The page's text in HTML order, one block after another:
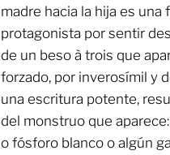
madre hacia la hija es
protagonista por sentir
de un beso à trois que
forzado, por inverosímil y
una escritura potente,
del monstruo que
o fósforo blanco o algún